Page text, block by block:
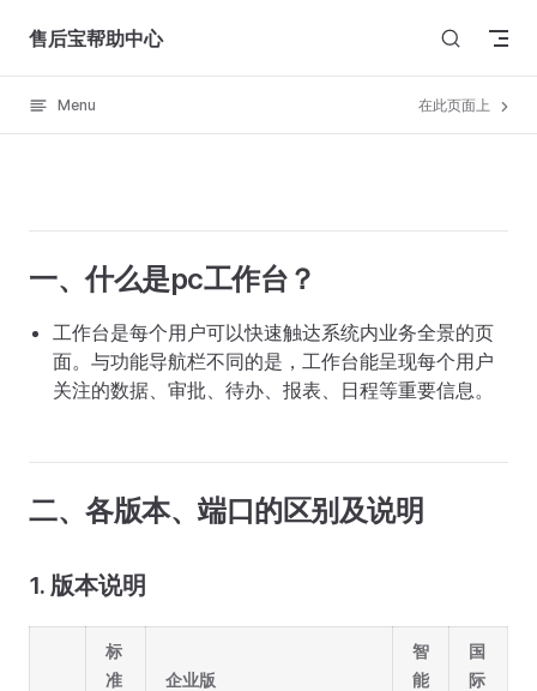
Skip to content
售后宝帮助中心
Menu 在此页面上
一、什么是pc工作台？
工作台是每个用户可以快速触达系统内业务全景的页
面。与功能导航栏不同的是，工作台能呈现每个用户
关注的数据、审批、待办、报表、日程等重要信息。
二、各版本、端口的区别及说明
1. 版本说明
标
准
企业版
智
能
国
际